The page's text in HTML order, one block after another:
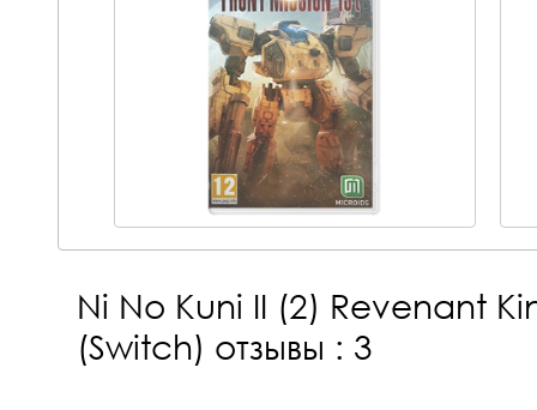
Ni No Kuni II (2) Revenant
(Switch) отзывы : 3